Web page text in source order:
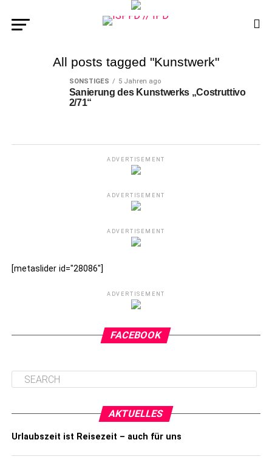
All posts tagged "Kunstwerk"
SONSTIGES 5 Jahren ago
Sanierung des Kunstwerks „Costruttivo
2/71“
ADVERTISEMENT
ADVERTISEMENT
ADVERTISEMENT
[metaslider id="28086"]
ADVERTISEMENT
FACEBOOK
AKTUELLES
Urlaubszeit ist Reisezeit – auch für uns